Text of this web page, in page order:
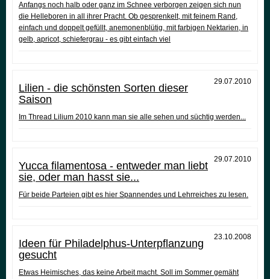
Anfangs noch halb oder ganz im Schnee verborgen zeigen sich nun
die Helleboren in all ihrer Pracht. Ob gesprenkelt, mit feinem Rand,
einfach und doppelt gefüllt, anemonenblütig, mit farbigen Nektarien, in
gelb, apricot, schiefergrau - es gibt einfach viel
29.07.2010
Lilien - die schönsten Sorten dieser
Saison
Im Thread Lilium 2010 kann man sie alle sehen und süchtig werden...
29.07.2010
Yucca filamentosa - entweder man liebt
sie, oder man hasst sie...
Für beide Parteien gibt es hier Spannendes und Lehrreiches zu lesen.
23.10.2008
Ideen für Philadelphus-Unterpflanzung
gesucht
Etwas Heimisches, das keine Arbeit macht. Soll im Sommer gemäht